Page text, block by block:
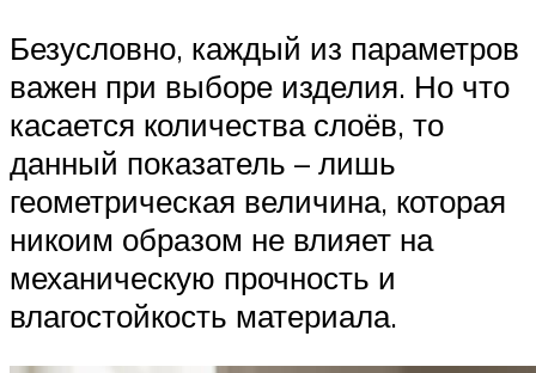
Безусловно, каждый из параметров
важен при выборе изделия. Но что
касается количества слоёв, то
данный показатель – лишь
геометрическая величина, которая
никоим образом не влияет на
механическую прочность и
влагостойкость материала.